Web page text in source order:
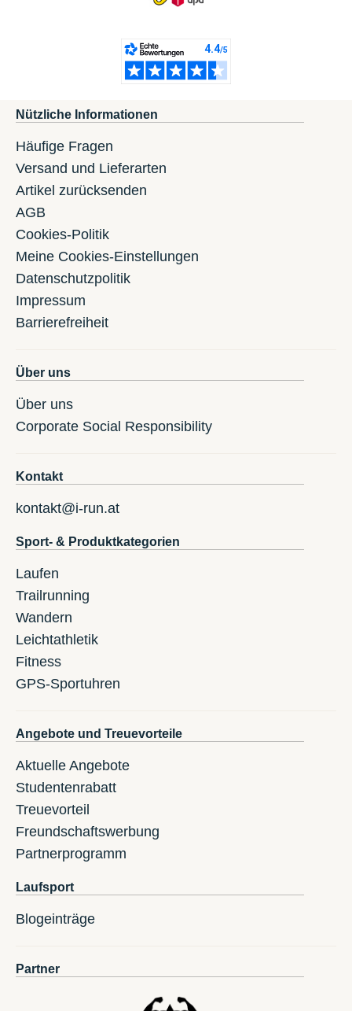
Nützliche Informationen
Häufige Fragen
Versand und Lieferarten
Artikel zurücksenden
AGB
Cookies-Politik
Meine Cookies-Einstellungen
Datenschutzpolitik
Impressum
Barrierefreiheit
Über uns
Über uns
Corporate Social Responsibility
Kontakt
kontakt@i-run.at
Sport- & Produktkategorien
Laufen
Trailrunning
Wandern
Leichtathletik
Fitness
GPS-Sportuhren
Angebote und Treuevorteile
Aktuelle Angebote
Studentenrabatt
Treuevorteil
Freundschaftswerbung
Partnerprogramm
Laufsport
Blogeinträge
Partner